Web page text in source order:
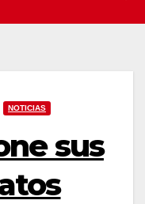
NOTICIAS
sus